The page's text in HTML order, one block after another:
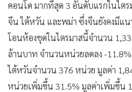
คอนโด มากที่สุด 3 อันดับแรกในไต
จีน ไต้หวัน และพม่า ซึ่งจีนยังคงมีแน
โอนห้องชุดในไตรมาสนี้จำนวน
ล้านบาท จำนวนหน่วยลดลง -
ไต้หวันจำนวน 376 หน่วย มูลค่า
หน่วยเพิ่มขึ้น 31.5% มูลค่าเพิ่มขึ้น